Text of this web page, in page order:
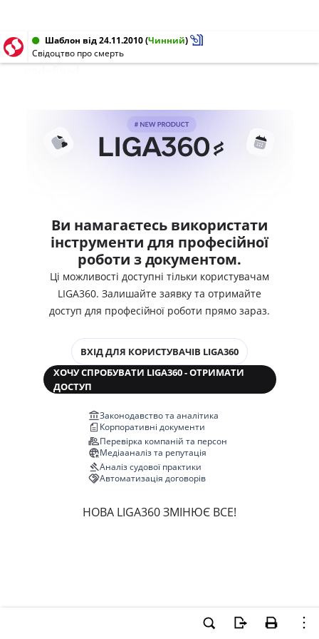
Шаблон від 24.11.2010(Чинний)
Свідоцтво про смерть
Ви намагаєтесь використати
інструменти для професійної
роботи з документом.
Ці можливості доступні тільки користувачам
LIGA360. Залишайте заявку та отримайте
доступ для професійної роботи прямо зараз.
ВХІД ДЛЯ КОРИСТУВАЧІВ LIGA360
ХОЧУ СПРОБУВАТИ LIGA360 - ОТРИМАТИ
ДОСТУП
Законодавство та аналітика
Корпоративні документи
Перевірка компаній та персон
Медіааналіз та репутація
Аналіз судової практики
Автоматизація договорів
НОВА LIGA360 ЗМІНЮЄ ВСЕ!